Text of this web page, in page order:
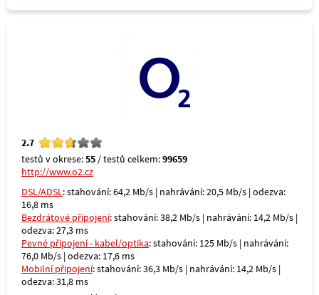
2.7
testů v okrese:55 / testů celkem:99659
http://www.o2.cz
DSL/ADSL: stahování: 64,2 Mb/s | nahrávání: 20,5 Mb/s | odezva:
16,8 ms
Bezdrátové připojení: stahování: 38,2 Mb/s | nahrávání: 14,2 Mb/s |
odezva: 27,3 ms
Pevné připojení - kabel/optika: stahování: 125 Mb/s | nahrávání:
76,0 Mb/s | odezva: 17,6 ms
Mobilní připojení: stahování: 36,3 Mb/s | nahrávání: 14,2 Mb/s |
odezva: 31,8 ms